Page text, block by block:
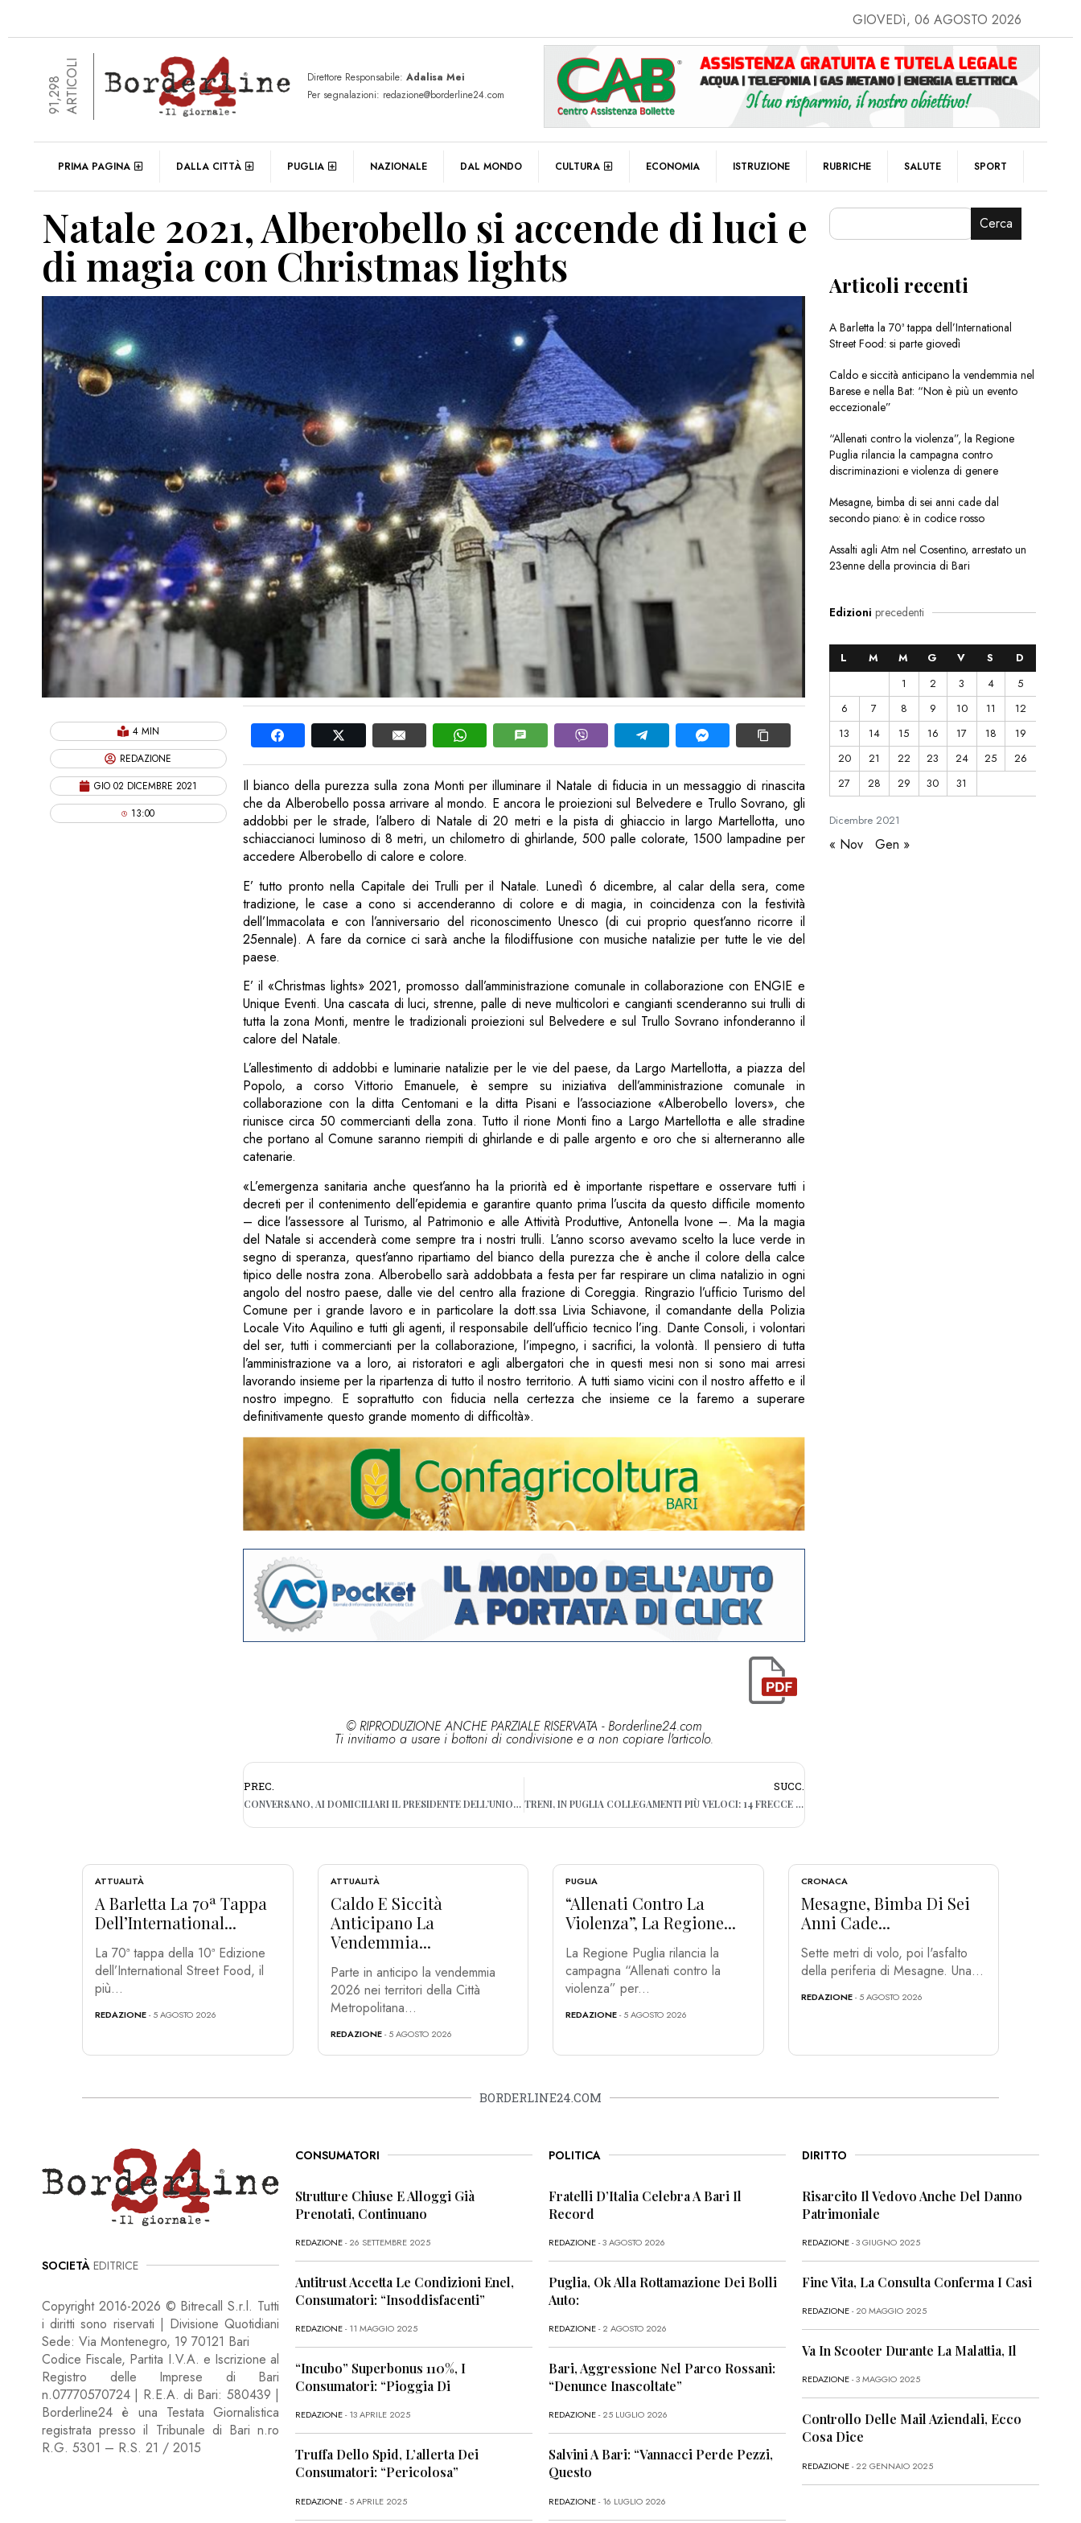
GIOVEDì, 06 AGOSTO 2026
91,298ARTICOLI Direttore Responsabile: Adalisa Mei
Per segnalazioni: redazione@borderline24.com
PRIMA PAGINA DALLA CITTÀ PUGLIA NAZIONALE DAL MONDO CULTURA ECONOMIA ISTRUZIONE RUBRICHE SALUTE SPORT
Natale 2021, Alberobello si accende di luci e
di magia con Christmas lights
4 MIN
REDAZIONE
GIO 02 DICEMBRE 2021
13:00
Il bianco della purezza sulla zona Monti per illuminare il Natale di fiducia in un messaggio di rinascita
che da Alberobello possa arrivare al mondo. E ancora le proiezioni sul Belvedere e Trullo Sovrano, gli
addobbi per le strade, l’albero di Natale di 20 metri e la pista di ghiaccio in largo Martellotta, uno
schiaccianoci luminoso di 8 metri, un chilometro di ghirlande, 500 palle colorate, 1500 lampadine per
accedere Alberobello di calore e colore.
E’ tutto pronto nella Capitale dei Trulli per il Natale. Lunedì 6 dicembre, al calar della sera, come
tradizione, le case a cono si accenderanno di colore e di magia, in coincidenza con la festività
dell’Immacolata e con l’anniversario del riconoscimento Unesco (di cui proprio quest’anno ricorre il
25ennale). A fare da cornice ci sarà anche la filodiffusione con musiche natalizie per tutte le vie del
paese.
E’ il «Christmas lights» 2021, promosso dall’amministrazione comunale in collaborazione con ENGIE e
Unique Eventi. Una cascata di luci, strenne, palle di neve multicolori e cangianti scenderanno sui trulli di
tutta la zona Monti, mentre le tradizionali proiezioni sul Belvedere e sul Trullo Sovrano infonderanno il
calore del Natale.
L’allestimento di addobbi e luminarie natalizie per le vie del paese, da Largo Martellotta, a piazza del
Popolo, a corso Vittorio Emanuele, è sempre su iniziativa dell’amministrazione comunale in
collaborazione con la ditta Centomani e la ditta Pisani e l’associazione «Alberobello lovers», che
riunisce circa 50 commercianti della zona. Tutto il rione Monti fino a Largo Martellotta e alle stradine
che portano al Comune saranno riempiti di ghirlande e di palle argento e oro che si alterneranno alle
catenarie.
«L’emergenza sanitaria anche quest’anno ha la priorità ed è importante rispettare e osservare tutti i
decreti per il contenimento dell’epidemia e garantire quanto prima l’uscita da questo difficile momento
– dice l’assessore al Turismo, al Patrimonio e alle Attività Produttive, Antonella Ivone –. Ma la magia
del Natale si accenderà come sempre tra i nostri trulli. L’anno scorso avevamo scelto la luce verde in
segno di speranza, quest’anno ripartiamo del bianco della purezza che è anche il colore della calce
tipico delle nostra zona. Alberobello sarà addobbata a festa per far respirare un clima natalizio in ogni
angolo del nostro paese, dalle vie del centro alla frazione di Coreggia. Ringrazio l’ufficio Turismo del
Comune per i grande lavoro e in particolare la dott.ssa Livia Schiavone, il comandante della Polizia
Locale Vito Aquilino e tutti gli agenti, il responsabile dell’ufficio tecnico l’ing. Dante Consoli, i volontari
del ser, tutti i commercianti per la collaborazione, l’impegno, i sacrifici, la volontà. Il pensiero di tutta
l’amministrazione va a loro, ai ristoratori e agli albergatori che in questi mesi non si sono mai arresi
lavorando insieme per la ripartenza di tutto il nostro territorio. A tutti siamo vicini con il nostro affetto e il
nostro impegno. E soprattutto con fiducia nella certezza che insieme ce la faremo a superare
definitivamente questo grande momento di difficoltà».
© RIPRODUZIONE ANCHE PARZIALE RISERVATA - Borderline24.com
Ti invitiamo a usare i bottoni di condivisione e a non copiare l'articolo.
PREC.
CONVERSANO, AI DOMICILIARI IL PRESIDENTE DELL’UNIONE NAZIONALE ARMA CARABINIERI
SUCC.
TRENI, IN PUGLIA COLLEGAMENTI PIÙ VELOCI: 14 FRECCE CON ROMA E FRECCIAROSSA PER MILANO
Cerca
Articoli recenti
A Barletta la 70ª tappa dell’International
Street Food: si parte giovedì
Caldo e siccità anticipano la vendemmia nel
Barese e nella Bat: “Non è più un evento
eccezionale”
“Allenati contro la violenza”, la Regione
Puglia rilancia la campagna contro
discriminazioni e violenza di genere
Mesagne, bimba di sei anni cade dal
secondo piano: è in codice rosso
Assalti agli Atm nel Cosentino, arrestato un
23enne della provincia di Bari
Edizioni precedenti
Dicembre2021
L M M G V S
D
1
2 3 4
5
6
7 8 9 10 11
12
13
14 15 16 17 18
19
20
21 22 23 24 25
26
27
28 29 30 31
« Nov Gen »
ATTUALITÀ
A Barletta La 70ª Tappa
Dell’International...
La 70ª tappa della 10ª Edizione
dell’International Street Food, il
più...
REDAZIONE- 5 AGOSTO 2026
ATTUALITÀ
Caldo E Siccità
Anticipano La
Vendemmia...
Parte in anticipo la vendemmia
2026 nei territori della Città
Metropolitana...
REDAZIONE- 5 AGOSTO 2026
PUGLIA
“Allenati Contro La
Violenza”, La Regione...
La Regione Puglia rilancia la
campagna “Allenati contro la
violenza” per...
REDAZIONE- 5 AGOSTO 2026
CRONACA
Mesagne, Bimba Di Sei
Anni Cade...
Sette metri di volo, poi l'asfalto
della periferia di Mesagne. Una...
REDAZIONE- 5 AGOSTO 2026
BORDERLINE24.COM
SOCIETÀ EDITRICE
Copyright 2016-2026 © Bitrecall S.r.l. Tutti
i diritti sono riservati | Divisione Quotidiani
Sede: Via Montenegro, 19 70121 Bari
Codice Fiscale, Partita I.V.A. e Iscrizione al
Registro delle Imprese di Bari
n.07770570724 | R.E.A. di Bari: 580439 |
Borderline24 è una Testata Giornalistica
registrata presso il Tribunale di Bari n.ro
R.G. 5301 – R.S. 21 / 2015
CONSUMATORI
Strutture Chiuse E Alloggi Già
Prenotati, Continuano
REDAZIONE- 26 SETTEMBRE 2025
Antitrust Accetta Le Condizioni Enel,
Consumatori: “Insoddisfacenti”
REDAZIONE- 11 MAGGIO 2025
“Incubo” Superbonus 110%, I
Consumatori: “Pioggia Di
REDAZIONE- 13 APRILE 2025
Truffa Dello Spid, L’allerta Dei
Consumatori: “Pericolosa”
REDAZIONE- 5 APRILE 2025
POLITICA
Fratelli D’Italia Celebra A Bari Il
Record
REDAZIONE- 3 AGOSTO 2026
Puglia, Ok Alla Rottamazione Dei Bolli
Auto:
REDAZIONE- 2 AGOSTO 2026
Bari, Aggressione Nel Parco Rossani:
“Denunce Inascoltate”
REDAZIONE- 25 LUGLIO 2026
Salvini A Bari: “Vannacci Perde Pezzi,
Questo
REDAZIONE- 16 LUGLIO 2026
DIRITTO
Risarcito Il Vedovo Anche Del Danno
Patrimoniale
REDAZIONE- 3 GIUGNO 2025
Fine Vita, La Consulta Conferma I Casi
REDAZIONE- 20 MAGGIO 2025
Va In Scooter Durante La Malattia, Il
REDAZIONE- 3 MAGGIO 2025
Controllo Delle Mail Aziendali, Ecco
Cosa Dice
REDAZIONE- 22 GENNAIO 2025